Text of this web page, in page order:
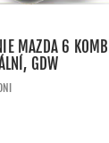
MAZDA 6
GDW